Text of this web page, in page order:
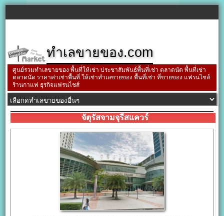
ทำเลขายของ.com
ศูนย์รวมทำเลขายของ พื้นที่ให้เช่า ประชาสัมพันธ์พื้นที่เช่า ตลาดนัด พื้นที่เช่า
ตลาดนัด ราคาค่าเช่าพื้นที่ ให้เช่าทำเลขายของ พื้นที่เช่า ที่ขายของ แฟรนไชส์
ร้านกาแฟ ธุรกิจแฟรนไชส์
จัตุรัสจามจุรีสแควร์